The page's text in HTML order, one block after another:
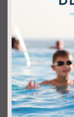
У отеля
для
свежий…
Подробнее